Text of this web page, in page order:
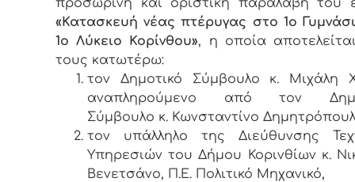
προσωρινή και οριστική παραλαβή του
«Κατασκευή νέας πτέρυγας στο 1ο
1ο Λύκειο Κορίνθου», η οποία
τους κατωτέρω:
τον Δημοτικό Σύμβουλο κ. Μιχάλη
αναπληρούμενο από τον
Σύμβουλο κ. Κωνσταντίνο
τον υπάλληλο της Διεύθυνσης
Υπηρεσιών του Δήμου Κορινθίων κ.
Βενετσάνο, Π.Ε. Πολιτικό Μηχανικό,